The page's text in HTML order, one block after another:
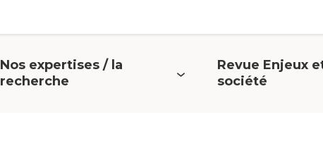
Ouvrir
Nos expertises / la
recherche
Ouvrir
Revue Enjeux
société